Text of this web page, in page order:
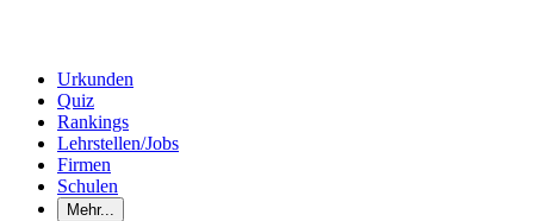
Urkunden
Quiz
Rankings
Lehrstellen/Jobs
Firmen
Schulen
Mehr...